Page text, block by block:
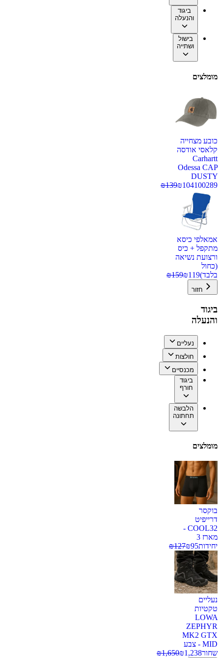
ביגוד
והנעלה
בישול
ושתייה
מומלצים
כובע מצחייה
קלאסי אודסה
Carhartt
Odessa CAP
DUSTY
100289
₪104
₪139
אמאלפי כיסא
מתקפל + כיס
ורצועת נשיאה
(כחול
בלבד)
₪119
₪159
חזור
ביגוד
והנעלה
נעליים
חולצות
מכנסיים
ביגוד
חורף
הלבשה
תחתונה
מומלצים
בוקסר
דרייפיט
COOL32 -
מארז 3
יחידות
₪95
₪127
נעליים
טקטיות
LOWA
ZEPHYR
MK2 GTX
MID - צבע
שחור
₪1,238
₪1,650